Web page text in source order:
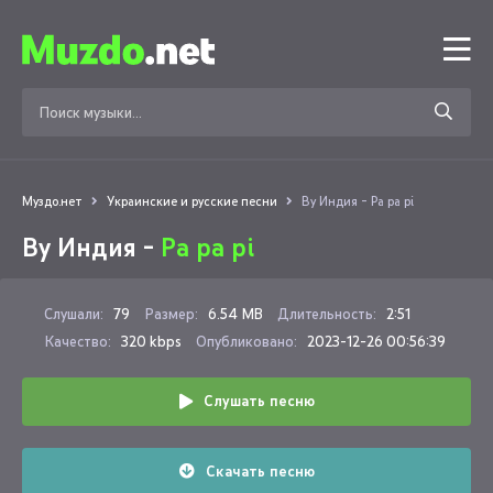
Муздо.нет Украинские и русские песни By Индия - Pa pa pi
By Индия - Pa pa pi
Слушали: 79 Размер: 6.54 MB Длительность: 2:51
Качество: 320 kbps Опубликовано: 2023-12-26 00:56:39
Слушать песню
Скачать песню